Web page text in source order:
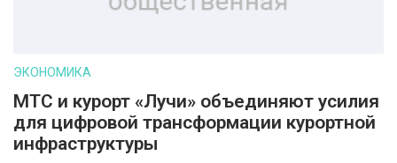
ЭКОНОМИКА
МТС и курорт «Лучи» объединяют усилия
для цифровой трансформации курортной
инфраструктуры